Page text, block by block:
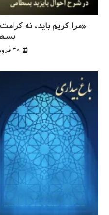
«مرا کریم باید، نه
۳۰ فروردین ۱۴۰۴